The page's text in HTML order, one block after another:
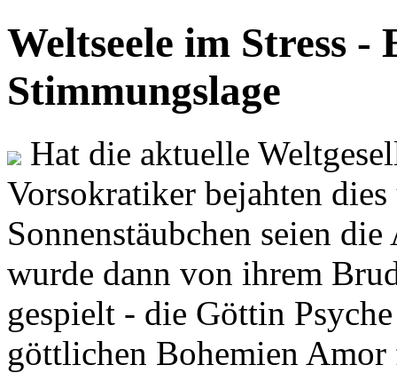
Weltseele im Stress -
Stimmungslage
Hat die aktuelle
Vorsokratiker bejahten
Sonnenstäubchen seien
wurde dann von ihrem
gespielt - die Göttin
göttlichen Bohemien